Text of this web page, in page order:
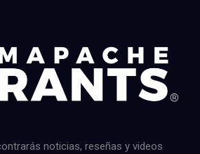
noticias, reseñas y videos